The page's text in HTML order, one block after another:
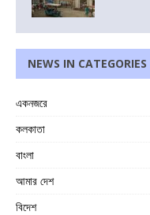
NEWS IN CATEGORIES
একনজরে
কলকাতা
বাংলা
আমার দেশ
বিদেশ